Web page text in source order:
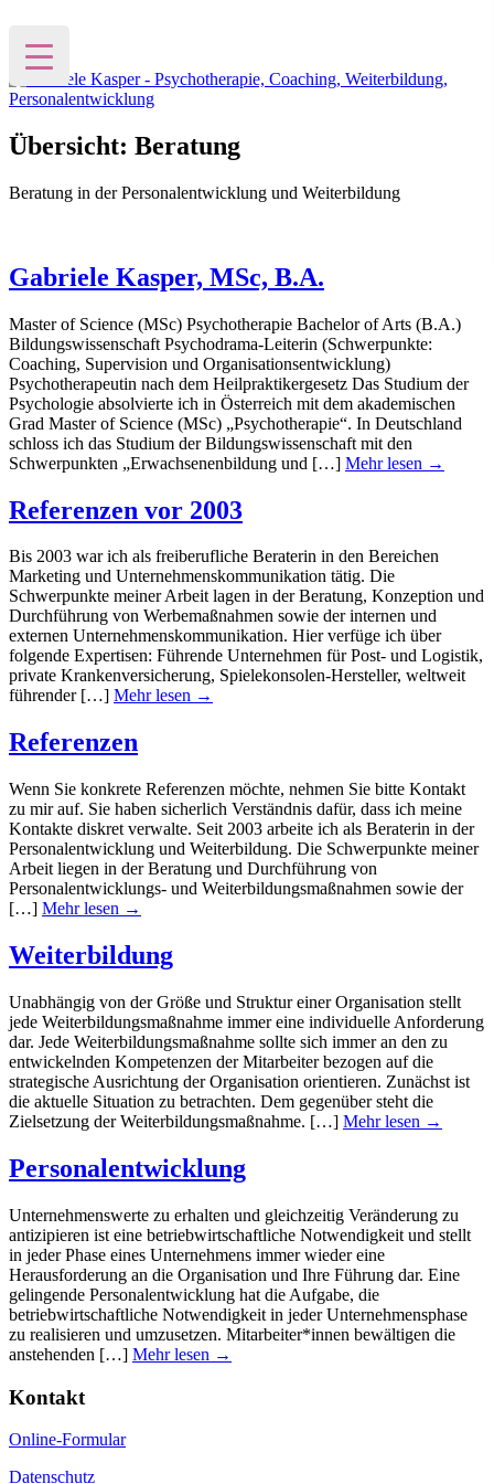
Gabriele Kasper
Psychotherapie, Coaching, Weiterbildung,
Personalentwicklung
Übersicht: Beratung
Beratung in der Personalentwicklung und Weiterbildung
Gabriele Kasper, MSc, B.A.
Master of Science (MSc) Psychotherapie Bachelor of Arts (B.A.)
Bildungswissenschaft Psychodrama-Leiterin (Schwerpunkte:
Coaching, Supervision und Organisationsentwicklung)
Psychotherapeutin nach dem Heilpraktikergesetz Das Studium der
Psychologie absolvierte ich in Österreich mit dem akademischen
Grad Master of Science (MSc) „Psychotherapie“. In Deutschland
schloss ich das Studium der Bildungswissenschaft mit den
Schwerpunkten „Erwachsenenbildung und […] Mehr lesen →
Referenzen vor 2003
Bis 2003 war ich als freiberufliche Beraterin in den Bereichen
Marketing und Unternehmenskommunikation tätig. Die
Schwerpunkte meiner Arbeit lagen in der Beratung, Konzeption und
Durchführung von Werbemaßnahmen sowie der internen und
externen Unternehmenskommunikation. Hier verfüge ich über
folgende Expertisen: Führende Unternehmen für Post- und Logistik,
private Krankenversicherung, Spielekonsolen-Hersteller, weltweit
führender […] Mehr lesen →
Referenzen
Wenn Sie konkrete Referenzen möchte, nehmen Sie bitte Kontakt
zu mir auf. Sie haben sicherlich Verständnis dafür, dass ich meine
Kontakte diskret verwalte. Seit 2003 arbeite ich als Beraterin in der
Personalentwicklung und Weiterbildung. Die Schwerpunkte meiner
Arbeit liegen in der Beratung und Durchführung von
Personalentwicklungs- und Weiterbildungsmaßnahmen sowie der
[…] Mehr lesen →
Weiterbildung
Unabhängig von der Größe und Struktur einer Organisation stellt
jede Weiterbildungsmaßnahme immer eine individuelle Anforderung
dar. Jede Weiterbildungsmaßnahme sollte sich immer an den zu
entwickelnden Kompetenzen der Mitarbeiter bezogen auf die
strategische Ausrichtung der Organisation orientieren. Zunächst ist
die aktuelle Situation zu betrachten. Dem gegenüber steht die
Zielsetzung der Weiterbildungsmaßnahme. […] Mehr lesen →
Personalentwicklung
Unternehmenswerte zu erhalten und gleichzeitig Veränderung zu
antizipieren ist eine betriebwirtschaftliche Notwendigkeit und stellt
in jeder Phase eines Unternehmens immer wieder eine
Herausforderung an die Organisation und Ihre Führung dar. Eine
gelingende Personalentwicklung hat die Aufgabe, die
betriebwirtschaftliche Notwendigkeit in jeder Unternehmensphase
zu realisieren und umzusetzen. Mitarbeiter*innen bewältigen die
anstehenden […] Mehr lesen →
Kontakt
Online-Formular
Datenschutz